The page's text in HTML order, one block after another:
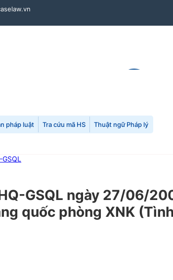
pháp luật Tra cứu mã HS Thuật ngữ Pháp lý
GSQL ngày 27/06/
quốc phòng XNK